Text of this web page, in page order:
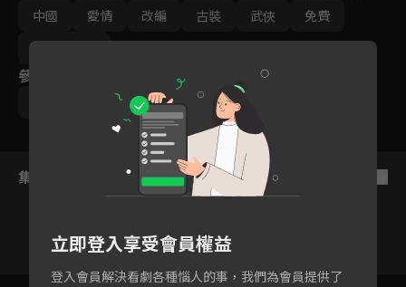
中國
愛情 改編 古裝 武俠
免費
參與演員
劉亦菲 王洛勇
集數列表
立即登入享受會員權益
登入會員解決看劇各種惱人的事，我們為會員提供了